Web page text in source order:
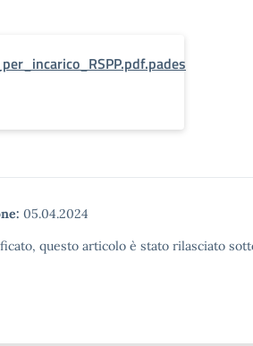
05.04.2024
questo articolo è stato rilasciato